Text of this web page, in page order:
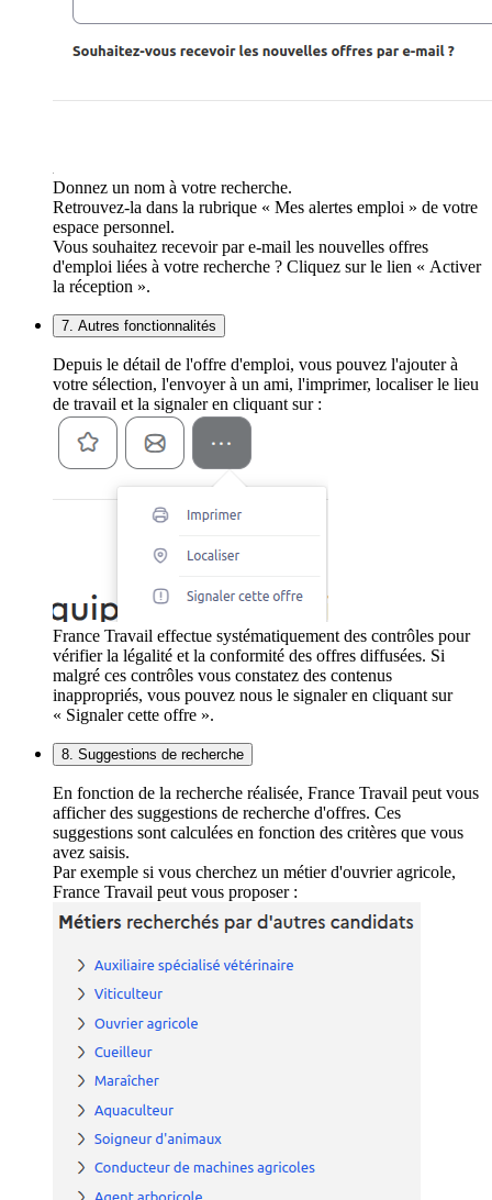
Donnez un nom à votre recherche.
Retrouvez-la dans la rubrique « Mes alertes emploi » de votre
espace personnel.
Vous souhaitez recevoir par e-mail les nouvelles offres
d'emploi liées à votre recherche ? Cliquez sur le lien « Activer
la réception ».
7. Autres fonctionnalités
Depuis le détail de l'offre d'emploi, vous pouvez l'ajouter à
votre sélection, l'envoyer à un ami, l'imprimer, localiser le lieu
de travail et la signaler en cliquant sur :
France Travail effectue systématiquement des contrôles pour
vérifier la légalité et la conformité des offres diffusées. Si
malgré ces contrôles vous constatez des contenus
inappropriés, vous pouvez nous le signaler en cliquant sur
« Signaler cette offre ».
8. Suggestions de recherche
En fonction de la recherche réalisée, France Travail peut vous
afficher des suggestions de recherche d'offres. Ces
suggestions sont calculées en fonction des critères que vous
avez saisis.
Par exemple si vous cherchez un métier d'ouvrier agricole,
France Travail peut vous proposer :